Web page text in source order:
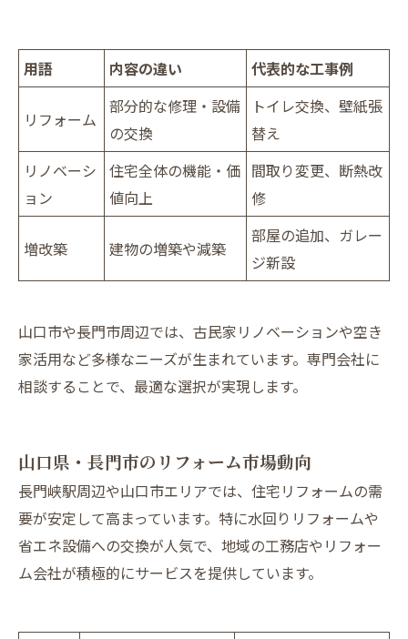
用語 内容の違い 代表的な工事例
リフォーム
部分的な修理・設備
の交換
トイレ交換、壁紙張
替え
リノベーシ
ョン
住宅全体の機能・価
値向上
間取り変更、断熱改
修
増改築 建物の増築や減築
部屋の追加、ガレー
ジ新設
山口市や長門市周辺では、古民家リノベーションや空き
家活用など多様なニーズが生まれています。専門会社に
相談することで、最適な選択が実現します。
山口県・長門市のリフォーム市場動向
長門峡駅周辺や山口市エリアでは、住宅リフォームの需
要が安定して高まっています。特に水回りリフォームや
省エネ設備への交換が人気で、地域の工務店やリフォー
ム会社が積極的にサービスを提供しています。